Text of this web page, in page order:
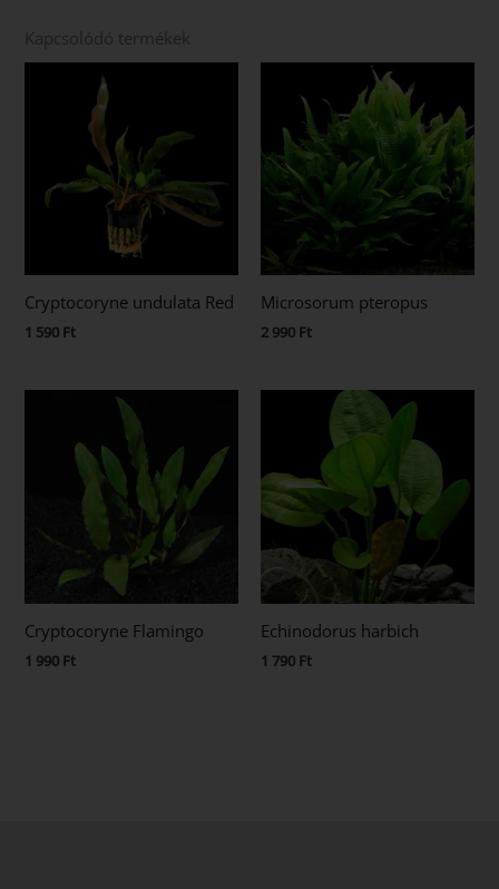
Kapcsolódó termékek
Cryptocoryne undulata Red
1 590 Ft
Microsorum pteropus
2 990 Ft
Cryptocoryne Flamingo
1 990 Ft
Echinodorus harbich
1 790 Ft